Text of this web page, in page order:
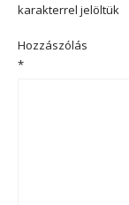
karakterrel jelöltük
Hozzászólás
*